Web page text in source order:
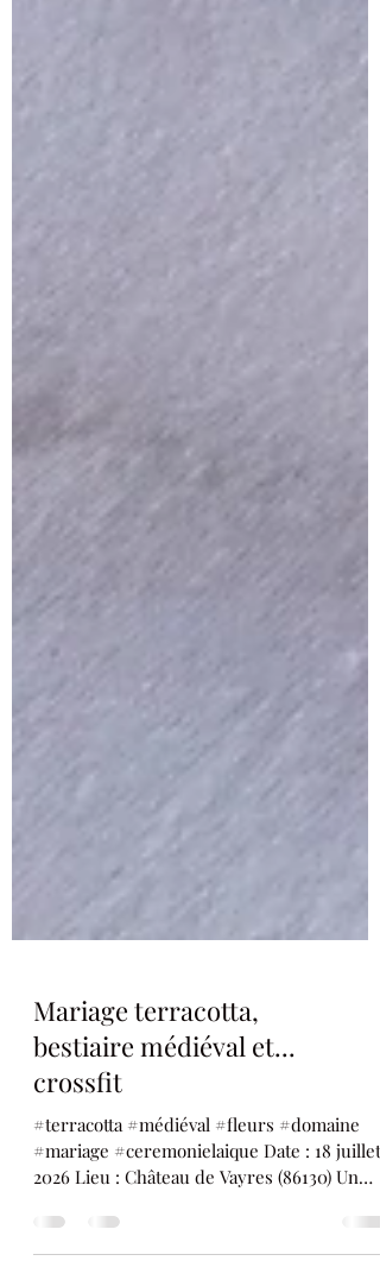
Mariage terracotta,
bestiaire médiéval et...
crossfit
#terracotta #médiéval #fleurs #domaine
#mariage #ceremonielaique Date : 18 juillet